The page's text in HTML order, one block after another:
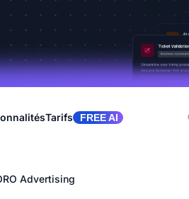
Tarifs FREE AI
Advertising